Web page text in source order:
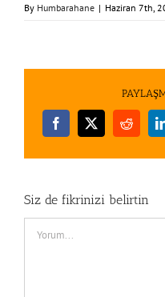
By Humbarahane | Haziran 7th,
Facebook
X Reddit
Siz de fikrinizi belirtin